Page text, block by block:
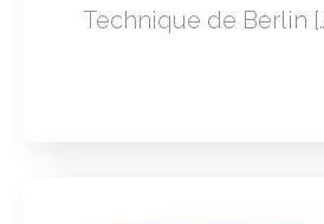
Technique de Berlin